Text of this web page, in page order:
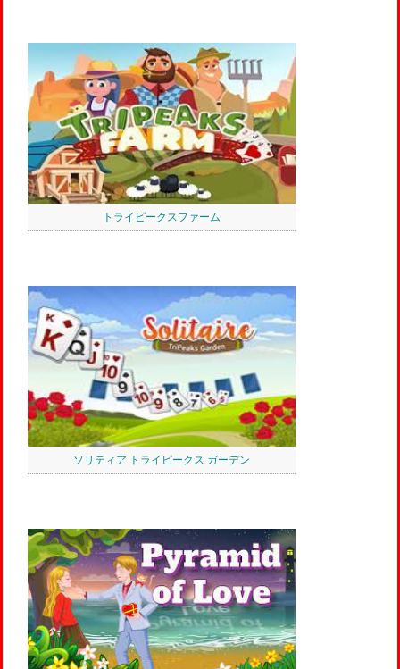
トライピークスファーム
ソリティア トライピークス ガーデン